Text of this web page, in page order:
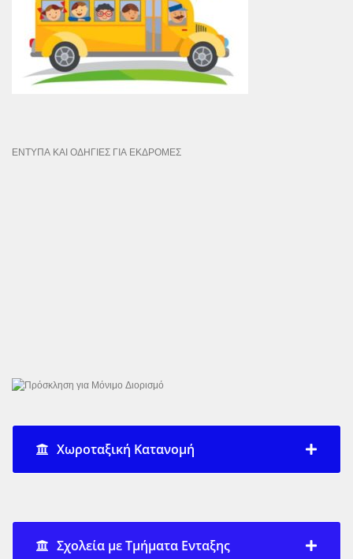
ΕΝΤΥΠΑ ΚΑΙ ΟΔΗΓΙΕΣ ΓΙΑ ΕΚΔΡΟΜΕΣ
Χωροταξική Κατανομή
Σχολεία με Τμήματα Ενταξης